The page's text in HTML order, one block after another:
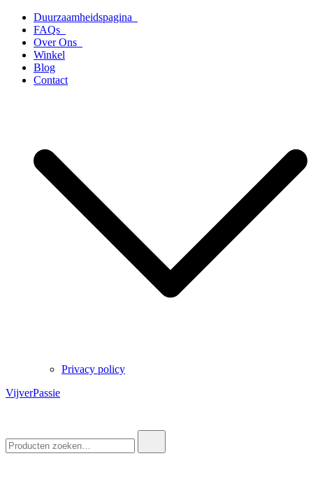
naar
inhoud
Duurzaamheidspagina
FAQs
Over Ons
Winkel
Blog
Contact
Privacy policy
VijverPassie
naar: